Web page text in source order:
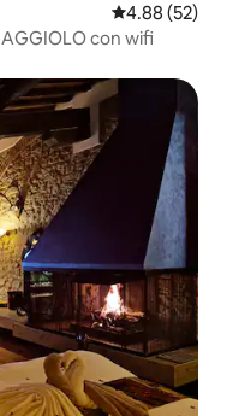
Calificación
4.88 (52)
Jardín de la casa independiente GIAGGIOLO con wifi